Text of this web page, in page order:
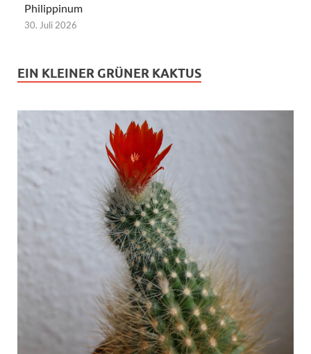
Philippinum
30. Juli 2026
EIN KLEINER GRÜNER KAKTUS